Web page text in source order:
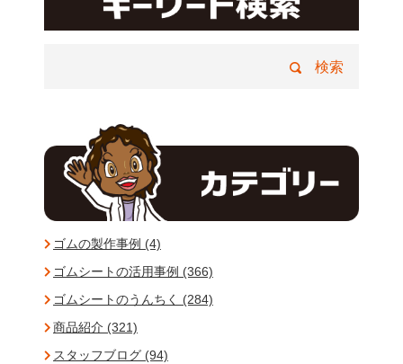
ゴムの製作事例 (4)
ゴムシートの活用事例 (366)
ゴムシートのうんちく (284)
商品紹介 (321)
スタッフブログ (94)